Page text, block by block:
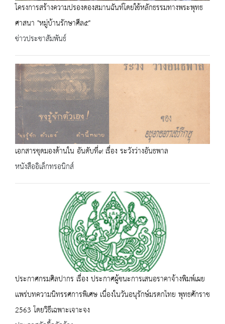
โครงการสร้างความปรองดองสมานฉันท์โดยใช้หลักธรรมทางพระพุทธ
ศาสนา "หมู่บ้านรักษาศีล๕"
ข่าวประชาสัมพันธ์
เอกสารชุดมองด้านใน อันดับที่๙ เรื่อง ระวังว่างอันธพาล
หนังสืออิเล็กทรอนิกส์
ประกาศกรมศิลปากร เรื่อง ประกาศผู้ชนะการเสนอราคาจ้างพิมพ์เผย
เเพร่บทความนิทรรศการพิเศษ เนื่องในวันอนุรักษ์มรดกไทย พุทธศักราช
2563 โดยวิธีเฉพาะเจาะจง